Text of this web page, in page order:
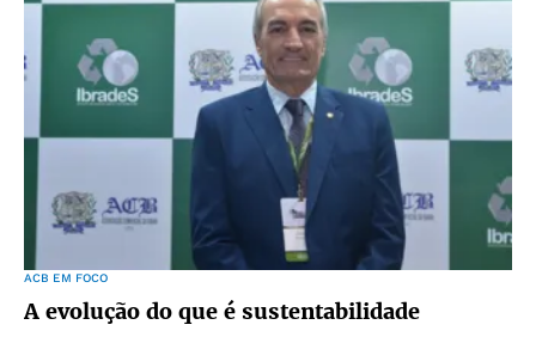
ACB EM FOCO
A evolução do que é sustentabilidade